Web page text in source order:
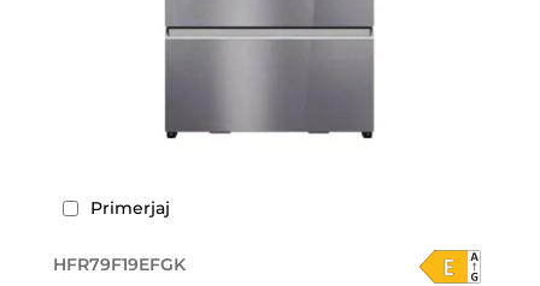
Primerjaj
HFR79F19EFGK